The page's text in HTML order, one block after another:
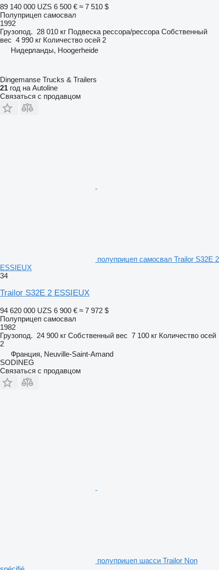
89 140 000 UZS 6 500 € ≈ 7 510 $
Полуприцеп самосвал
1992
Грузопод. 28 010 кг Подвеска рессора/рессора Собственный
вес 4 990 кг Количество осей 2
Нидерланды, Hoogerheide
Dingemanse Trucks & Trailers
21 год на Autoline
Связаться с продавцом
полуприцеп самосвал Trailor S32E 2
ESSIEUX
34
Trailor S32E 2 ESSIEUX
94 620 000 UZS 6 900 € ≈ 7 972 $
Полуприцеп самосвал
1982
Грузопод. 24 900 кг Собственный вес 7 100 кг Количество осей
2
Франция, Neuville-Saint-Amand
SODINEG
Связаться с продавцом
полуприцеп шасси Trailor Non